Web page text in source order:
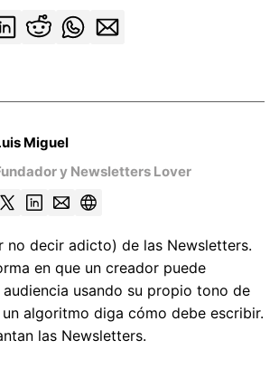
Miguel
y Newsletters Lover
no decir adicto) de las Newsletters.
en que un creador puede
usando su propio tono de
un algoritmo diga cómo debe escribir.
las Newsletters.